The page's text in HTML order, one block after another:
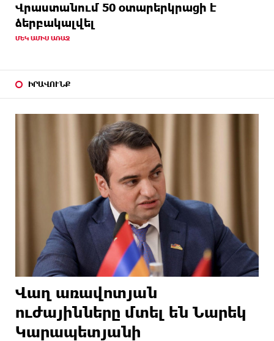
Վրաստանում 50 օտարերկրացի է
ձերբակալվել
ՄԵԿ ԱՄԻՍ ԱՌԱՋ
ԻՐԱՎՈՒՆՔ
Վաղ առավոտյան
ուժայինները մտել են Նարեկ
Կարապետյանի